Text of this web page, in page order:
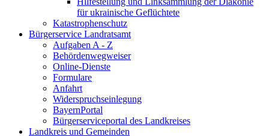
für ukrainische Geflüchtete
Katastrophenschutz
Bürgerservice Landratsamt
Aufgaben A - Z
Behördenwegweiser
Online-Dienste
Formulare
Anfahrt
Widerspruchseinlegung
BayernPortal
Bürgerserviceportal des Landkreises
Landkreis und Gemeinden